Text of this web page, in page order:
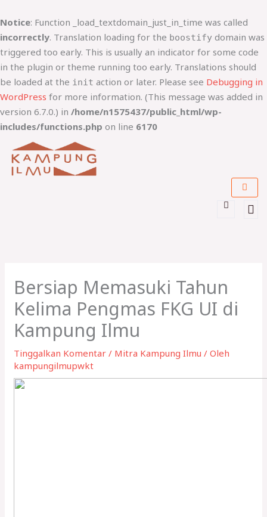
Notice: Function _load_textdomain_just_in_time was called
incorrectly. Translation loading for the boostify domain was
triggered too early. This is usually an indicator for some code
in the plugin or theme running too early. Translations should
be loaded at the init action or later. Please see Debugging in
WordPress for more information. (This message was added in
version 6.7.0.) in /home/n1575437/public_html/wp-
includes/functions.php on line 6170
ke
konten
Bersiap Memasuki Tahun
Kelima Pengmas FKG UI di
Kampung Ilmu
Tinggalkan Komentar / Mitra Kampung Ilmu / Oleh
kampungilmupwkt